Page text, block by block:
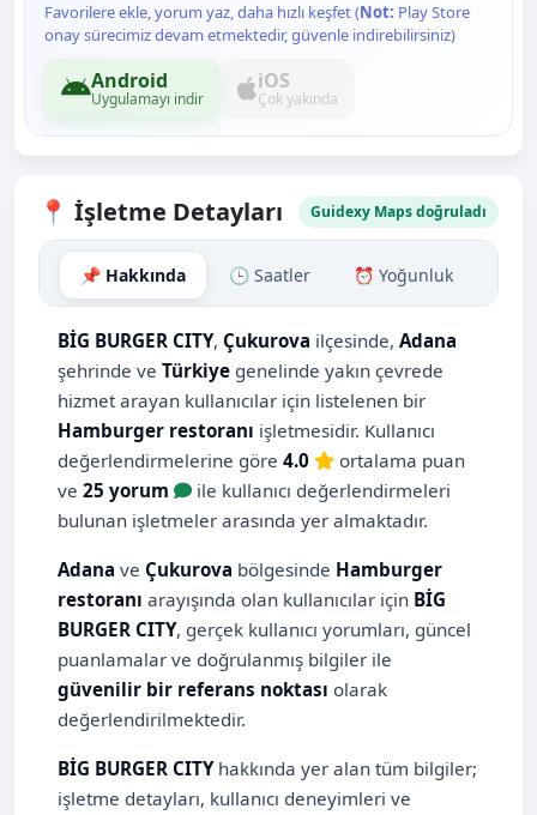
Favorilere ekle, yorum yaz, daha hızlı keşfet (Not: Play Store
onay sürecimiz devam etmektedir, güvenle indirebilirsiniz)
Android
Uygulamayı indir
iOS
Çok yakında
📍 İşletme Detayları Guidexy Maps doğruladı
📌 Hakkında 🕒 Saatler ⏰ Yoğunluk
BİG BURGER CITY, Çukurova ilçesinde, Adana
şehrinde ve Türkiye genelinde yakın çevrede
hizmet arayan kullanıcılar için listelenen bir
Hamburger restoranı işletmesidir. Kullanıcı
değerlendirmelerine göre 4.0
ortalama puan
ve 25 yorum
ile kullanıcı değerlendirmeleri
bulunan işletmeler arasında yer almaktadır.
Adana ve Çukurova bölgesinde Hamburger
restoranı arayışında olan kullanıcılar için BİG
BURGER CITY, gerçek kullanıcı yorumları, güncel
puanlamalar ve doğrulanmış bilgiler ile
güvenilir bir referans noktası olarak
değerlendirilmektedir.
BİG BURGER CITYhakkında yer alan tüm bilgiler;
işletme detayları, kullanıcı deneyimleri ve